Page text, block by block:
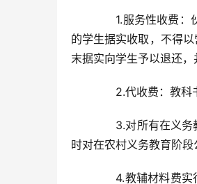
1.服务性收费：伙
的学生据实收取，不得
末据实向学生予以退还，
2.代收费：教科书
3.对所有在义务教
时对在农村义务教育阶段
4.教辅材料费实行